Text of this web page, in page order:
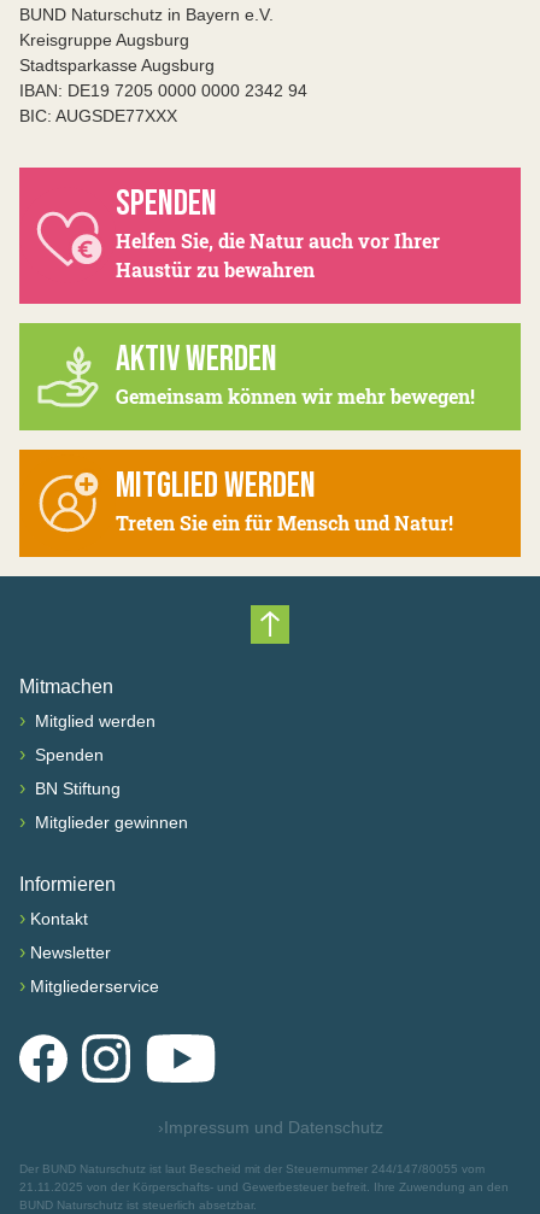
BUND Naturschutz in Bayern e.V.
Kreisgruppe Augsburg
Stadtsparkasse Augsburg
IBAN: DE19 7205 0000 0000 2342 94
BIC: AUGSDE77XXX
SPENDEN
Helfen Sie, die Natur auch vor Ihrer
Haustür zu bewahren
AKTIV WERDEN
Gemeinsam können wir mehr bewegen!
MITGLIED WERDEN
Treten Sie ein für Mensch und Natur!
Nach oben scrollen
Mitmachen
› Mitglied werden
› Spenden
› BN Stiftung
› Mitglieder gewinnen
Informieren
› Kontakt
› Newsletter
› Mitgliederservice
FacebookInstagramYouTube
›Impressum und Datenschutz
Der BUND Naturschutz ist laut Bescheid mit der Steuernummer 244/147/80055 vom
21.11.2025 von der Körperschafts- und Gewerbesteuer befreit. Ihre Zuwendung an den
BUND Naturschutz ist steuerlich absetzbar.